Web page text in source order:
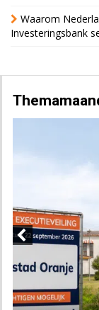
Waarom
Investeringsbank